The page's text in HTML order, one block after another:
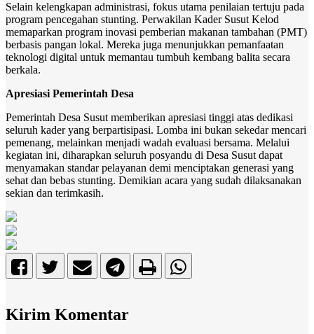
Selain kelengkapan administrasi, fokus utama penilaian tertuju pada
program pencegahan stunting. Perwakilan Kader Susut Kelod
memaparkan program inovasi pemberian makanan tambahan (PMT)
berbasis pangan lokal. Mereka juga menunjukkan pemanfaatan
teknologi digital untuk memantau tumbuh kembang balita secara
berkala.
Apresiasi Pemerintah Desa
Pemerintah Desa Susut memberikan apresiasi tinggi atas dedikasi
seluruh kader yang berpartisipasi. Lomba ini bukan sekedar mencari
pemenang, melainkan menjadi wadah evaluasi bersama. Melalui
kegiatan ini, diharapkan seluruh posyandu di Desa Susut dapat
menyamakan standar pelayanan demi menciptakan generasi yang
sehat dan bebas stunting. Demikian acara yang sudah dilaksanakan
sekian dan terimkasih.
Kirim Komentar